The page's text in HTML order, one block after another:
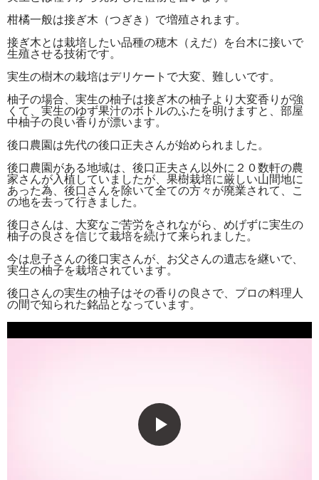
柑橘一般は接ぎ木（つぎき）で増殖されます。
接ぎ木とは栽培したい品種の穂木（えだ）を台木に接いで
生殖させる技術です。
実生の樹木の栽培はデリケートで大変、難しいです。
柚子の場合、実生の柚子は接ぎ木の柚子より大変香りが強
くて、実生のゆず果汁のボトルのふたを明けますと、部屋
中柚子の良い香りが漂います。
後口農園は先代の後口正夫さんが始められました。
後口農園がある地域は、後口正夫さん以外に２０数軒の農
家さんが入植していましたが、果樹栽培に厳しい山間地に
あった為、後口さんを除いて全ての方々が廃業されて、こ
の地を去って行きました。
後口さんは、大変なご苦労をされながら、めげずに実生の
柚子の良さを信じて栽培を続けて来られました。
今は息子さんの後口実さんが、お父さんの遺志を継いで、
実生の柚子を栽培されています。
後口さんの実生の柚子はその香りの良さで、プロの料理人
の間で知られた銘品となっています。